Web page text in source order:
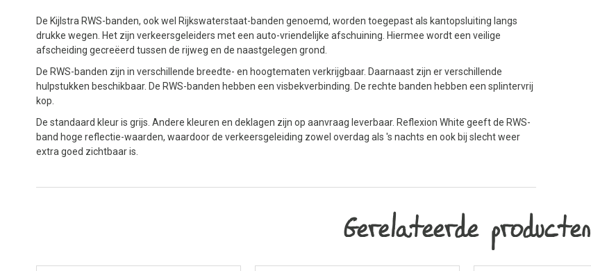
De Kijlstra RWS-banden, ook wel Rijkswaterstaat-banden genoemd, worden toegepast als kantopsluiting langs
drukke wegen. Het zijn verkeersgeleiders met een auto-vriendelijke afschuining. Hiermee wordt een veilige
afscheiding gecreëerd tussen de rijweg en de naastgelegen grond.
De RWS-banden zijn in verschillende breedte- en hoogtematen verkrijgbaar. Daarnaast zijn er verschillende
hulpstukken beschikbaar. De RWS-banden hebben een visbekverbinding. De rechte banden hebben een splintervrij
kop.
De standaard kleur is grijs. Andere kleuren en deklagen zijn op aanvraag leverbaar. Reflexion White geeft de RWS-
band hoge reflectie-waarden, waardoor de verkeersgeleiding zowel overdag als 's nachts en ook bij slecht weer
extra goed zichtbaar is.
Gerelateerde producten